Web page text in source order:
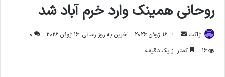
روحانی همینک وارد خرم آباد شد
ژاکت
ارسال
ایمیل
16 ژوئن 2026 آخرین به روز رسانی: 16 ژوئن 2026
0
16
کمتر از یک دقیقه